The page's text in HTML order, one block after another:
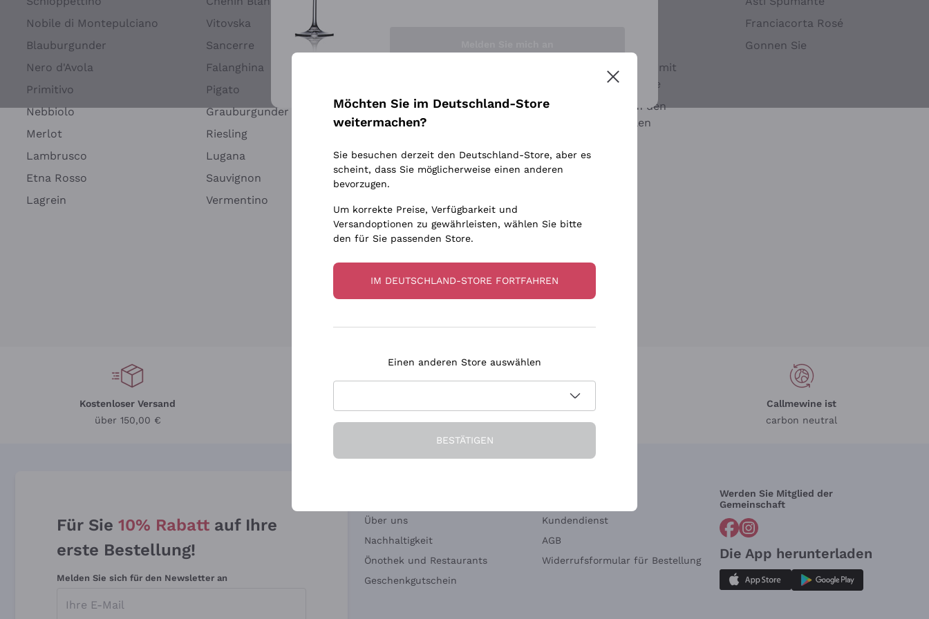
Nobile di Montepulciano
Blauburgunder
Nero d'Avola
Primitivo
Nebbiolo
Merlot
Lambrusco
Etna Rosso
Lagrein
Vitovska
Sancerre
Falanghina
Pigato
Grauburgunder
Riesling
Lugana
Sauvignon
Vermentino
Ca' dei Frati
Biondi Santi
Quintarelli Giuseppe
Rinaldi Giuseppe
Egly Ouriet
Jacquesson
Agrapart
Ohne Sulfit oder mit
minimalen Sulfite
Maischung auf den
Traubenschalen
Franciacorta Rosé
Gonnen Sie
Kostenloser Versand
über 150,00 €
in Deutschland
in 3 Raten
Callmewine ist
carbon neutral
Für Sie 10% Rabatt auf Ihre
erste Bestellung!
Melden Sie sich für den Newsletter an
Über uns
Nachhaltigkeit
Önothek und Restaurants
Geschenkgutschein
Kundendienst
AGB
Widerrufsformular für Bestellung
Werden Sie Mitglied der
Gemeinschaft
Die App herunterladen
Möchten Sie im Deutschland-Store
weitermachen?
Sie besuchen derzeit den Deutschland-Store, aber es
scheint, dass Sie möglicherweise einen anderen
bevorzugen.
Um korrekte Preise, Verfügbarkeit und
Versandoptionen zu gewährleisten, wählen Sie bitte
den für Sie passenden Store.
IM DEUTSCHLAND-STORE FORTFAHREN
Einen anderen Store auswählen
BESTÄTIGEN